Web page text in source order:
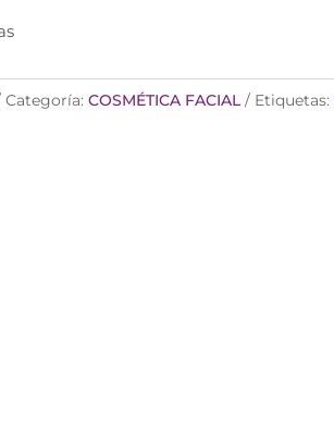
Categoría:COSMÉTICA FACIAL Etiquetas: